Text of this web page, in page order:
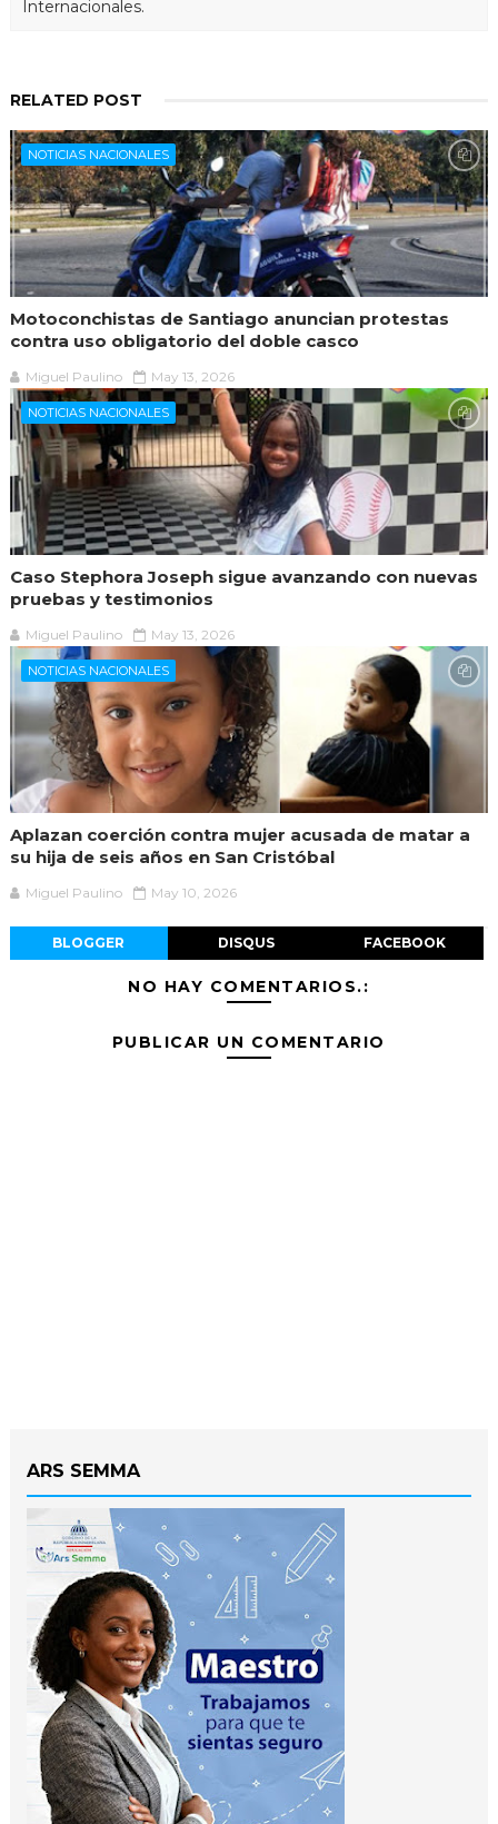
Internacionales.
RELATED POST
NOTICIAS NACIONALES
Motoconchistas de Santiago anuncian protestas
contra uso obligatorio del doble casco
Miguel Paulino May 13, 2026
NOTICIAS NACIONALES
Caso Stephora Joseph sigue avanzando con nuevas
pruebas y testimonios
Miguel Paulino May 13, 2026
NOTICIAS NACIONALES
Aplazan coerción contra mujer acusada de matar a
su hija de seis años en San Cristóbal
Miguel Paulino May 10, 2026
BLOGGER DISQUS FACEBOOK
NO HAY COMENTARIOS.:
PUBLICAR UN COMENTARIO
ARS SEMMA